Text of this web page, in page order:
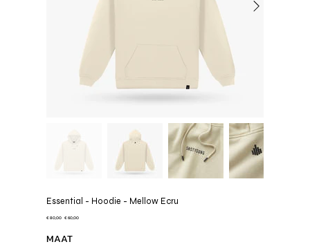
Essential - Hoodie - Mellow Ecru
Originele
€ 80,00 Verkoopprijs
€ 60,00
MAAT